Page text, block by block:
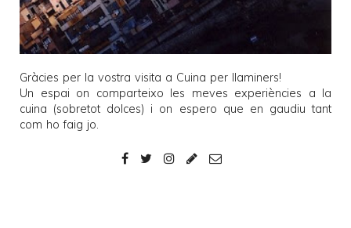
Gràcies per la vostra visita a Cuina per llaminers!
Un espai on comparteixo les meves experiències a la
cuina (sobretot dolces) i on espero que en gaudiu tant
com ho faig jo.